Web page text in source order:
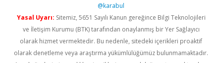
@karabul
Yasal Uyarı: Sitemiz, 5651 Sayılı Kanun gereğince Bilgi Teknolojileri
ve İletişim Kurumu (BTK) tarafından onaylanmış bir Yer Sağlayıcı
olarak hizmet vermektedir. Bu nedenle, sitedeki içerikleri proaktif
olarak denetleme veya araştırma yükümlülüğümüz bulunmamaktadır.